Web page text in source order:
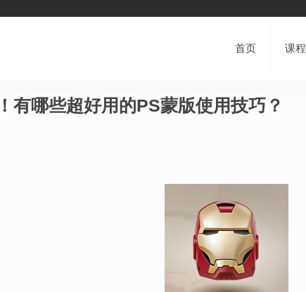
首页 课程
有哪些超好用的PS蒙版使用技巧？